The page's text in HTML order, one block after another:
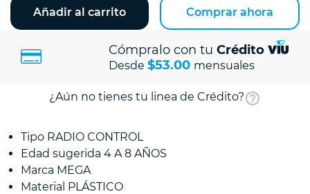
Añadir al carrito Comprar ahora
Cómpralo con tu Crédito
Desde $53.00 mensuales
¿Aún no tienes tu linea de Crédito?
Tipo RADIO CONTROL
Edad sugerida 4 A 8 AÑOS
Marca MEGA
Material PLÁSTICO